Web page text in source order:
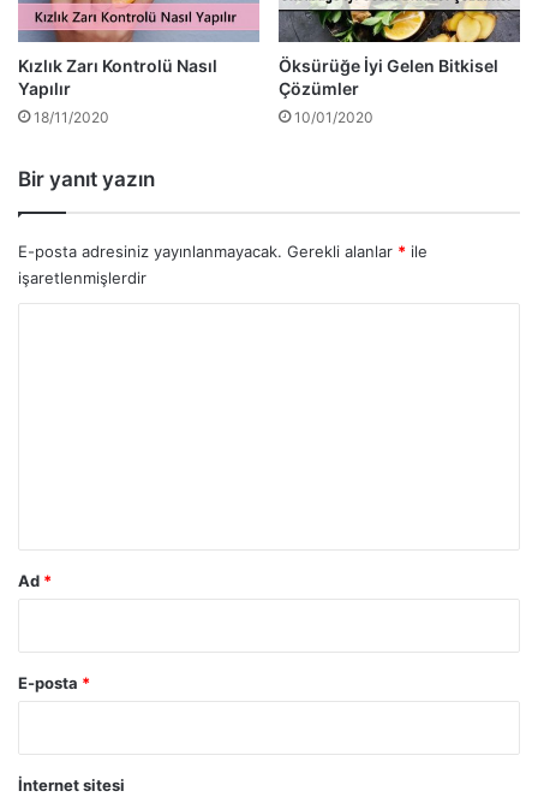
Kızlık Zarı Kontrolü Nasıl
Yapılır
18/11/2020
Öksürüğe İyi Gelen Bitkisel
Çözümler
10/01/2020
Bir yanıt yazın
E-posta adresiniz yayınlanmayacak. Gerekli alanlar * ile
işaretlenmişlerdir
Ad *
E-posta *
İnternet sitesi